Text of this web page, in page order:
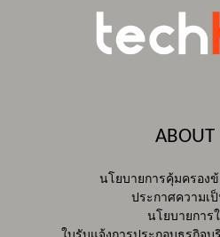
ABOUT
นโยบายการคุ้มครอง
ประกาศความเ
นโยบายการ
ใบรับแจ้งการประกอบธุรกิจ